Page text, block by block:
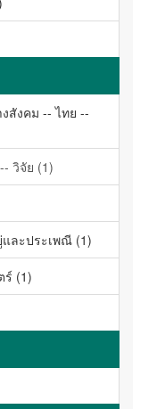
สังคม -- ไทย --
วิจัย (1)
ละประเพณี (1)
ร์ (1)